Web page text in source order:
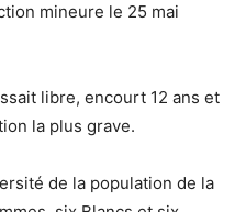
mineure le 25 mai
libre, encourt 12 ans et
la plus grave.
de la population de la